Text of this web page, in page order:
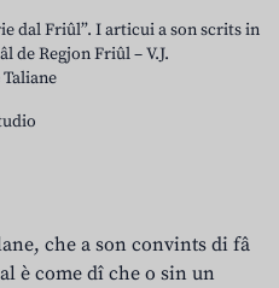
dal Friûl”. I articui a son scrits in
de Regjon Friûl – V.J.
che a son convints di fâ
è come dî che o sin un